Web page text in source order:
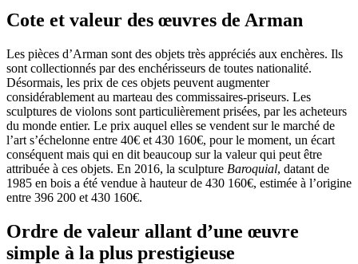
Cote et valeur des œuvres de Arman
Les pièces d’Arman sont des objets très appréciés aux enchères. Ils
sont collectionnés par des enchérisseurs de toutes nationalité.
Désormais, les prix de ces objets peuvent augmenter
considérablement au marteau des commissaires-priseurs. Les
sculptures de violons sont particulièrement prisées, par les acheteurs
du monde entier. Le prix auquel elles se vendent sur le marché de
l’art s’échelonne entre 40€ et 430 160€, pour le moment, un écart
conséquent mais qui en dit beaucoup sur la valeur qui peut être
attribuée à ces objets. En 2016, la sculpture Baroquial, datant de
1985 en bois a été vendue à hauteur de 430 160€, estimée à l’origine
entre 396 200 et 430 160€.
Ordre de valeur allant d’une œuvre
simple à la plus prestigieuse